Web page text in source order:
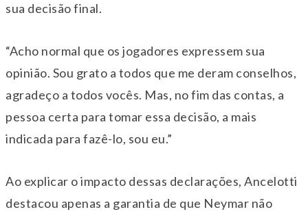
sua decisão final.
“Acho normal que os jogadores expressem sua
opinião. Sou grato a todos que me deram conselhos,
agradeço a todos vocês. Mas, no fim das contas, a
pessoa certa para tomar essa decisão, a mais
indicada para fazê-lo, sou eu.”
Ao explicar o impacto dessas declarações, Ancelotti
destacou apenas a garantia de que Neymar não